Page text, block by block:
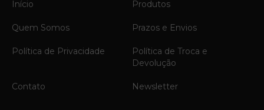
Início
Produtos
Quem Somos Prazos e Envios
Política de Privacidade
Política de Troca e
Devolução
Contato Newsletter